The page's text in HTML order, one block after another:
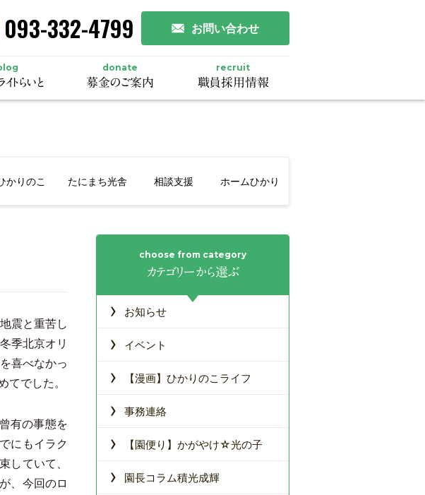
093-332-4799 お問い合わせ
トらいと
donate
募金のご案内
recruit
職員採用情報
かりのこ たにまち光舎 相談支援 ホームひかり
震と重苦し
季北京オリ
喜べなかっ
てでした。
有の事態を
にもイラク
していて、
、今回のロ
カテゴリーから選ぶ
› お知らせ
› イベント
› 【漫画】ひかりのこライフ
› 事務連絡
› 【園便り】かがやけ☆光の子
› 園長コラム積光成輝